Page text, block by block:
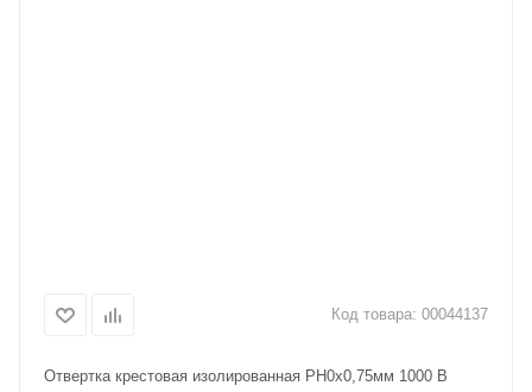
Код товара: 00044137
Отвертка крестовая изолированная PH0х0,75мм 1000 В